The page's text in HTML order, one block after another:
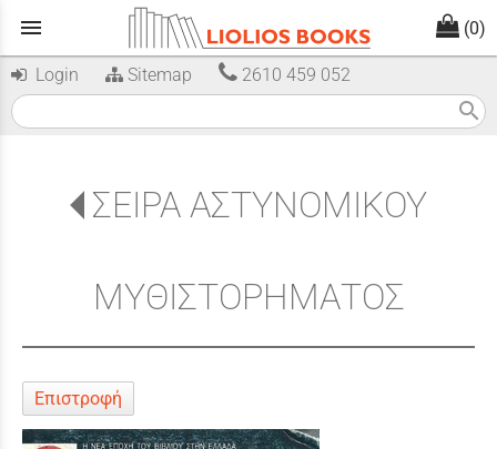
menu (0)
Login Sitemap 2610 459 052
search
ΣΕΙΡΑ ΑΣΤΥΝΟΜΙΚΟΥ
ΜΥΘΙΣΤΟΡΗΜΑΤΟΣ
Επιστροφή